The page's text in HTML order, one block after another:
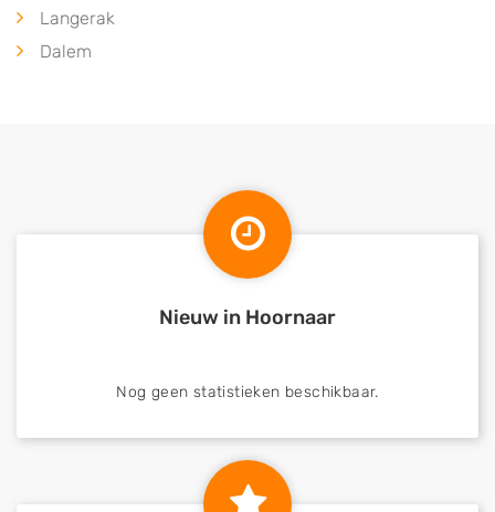
Langerak
Dalem
Nieuw in Hoornaar
Nog geen statistieken beschikbaar.